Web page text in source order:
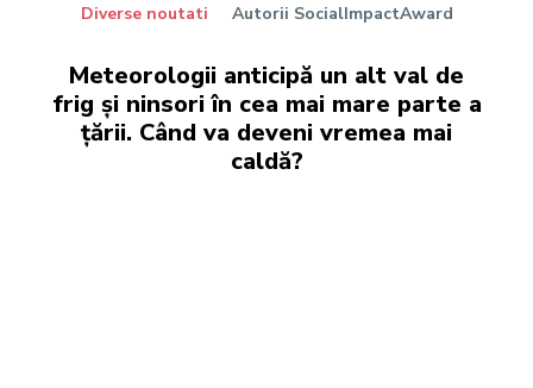
Diverse noutati Autorii SocialImpactAward
Meteorologii anticipă un alt val de
frig și ninsori în cea mai mare parte a
țării. Când va deveni vremea mai
caldă?